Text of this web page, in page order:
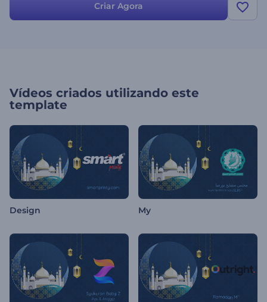
Criar Agora
Vídeos criados utilizando este
template
Design My